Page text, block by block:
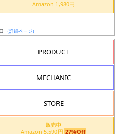
Amazon 1,980円
（詳細ページ）
PRODUCT
MECHANIC
STORE
販売中
Amazon 5,590円 27%Off